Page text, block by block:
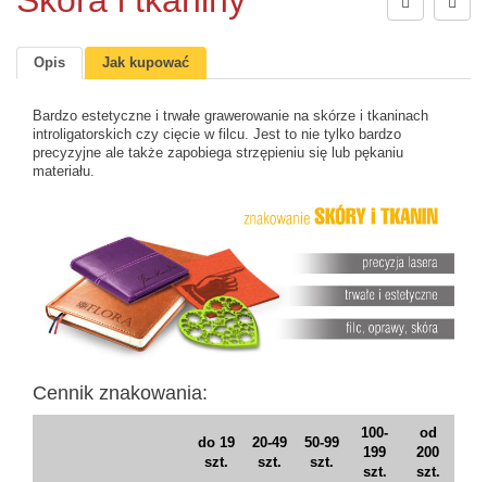
Opis Jak kupować
Bardzo estetyczne i trwałe grawerowanie na skórze i tkaninach
introligatorskich czy cięcie w filcu. Jest to nie tylko bardzo
precyzyjne ale także zapobiega strzępieniu się lub pękaniu
materiału.
Cennik znakowania:
do 19
szt.
20-49
szt.
50-99
szt.
100-
199
szt.
od
200
szt.